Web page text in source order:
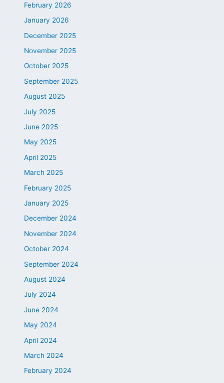
February 2026
January 2026
December 2025
November 2025
October 2025
September 2025
August 2025
July 2025
June 2025
May 2025
April 2025
March 2025
February 2025
January 2025
December 2024
November 2024
October 2024
September 2024
August 2024
July 2024
June 2024
May 2024
April 2024
March 2024
February 2024